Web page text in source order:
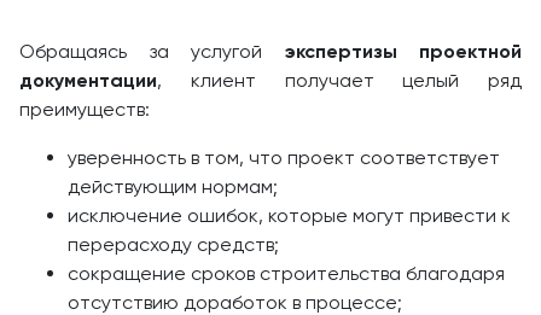
Обращаясь за услугой экспертизы проектной
документации, клиент получает целый ряд
преимуществ:
уверенность в том, что проект соответствует
действующим нормам;
исключение ошибок, которые могут привести к
перерасходу средств;
сокращение сроков строительства благодаря
отсутствию доработок в процессе;